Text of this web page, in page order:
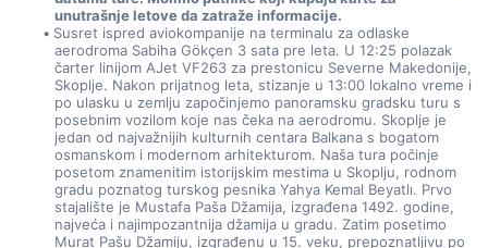
unutrašnje letove da zatraže informacije.
Susret ispred aviokompanije na terminalu za odlaske
aerodroma Sabiha Gökçen 3 sata pre leta. U 12:25 polazak
čarter linijom AJet VF263 za prestonicu Severne Makedonije,
Skoplje. Nakon prijatnog leta, stizanje u 13:00 lokalno vreme i
po ulasku u zemlju započinjemo panoramsku gradsku turu s
posebnim vozilom koje nas čeka na aerodromu. Skoplje je
jedan od najvažnijih kulturnih centara Balkana s bogatom
osmanskom i modernom arhitekturom. Naša tura počinje
posetom znamenitim istorijskim mestima u Skoplju, rodnom
gradu poznatog turskog pesnika Yahya Kemal Beyatlı. Prvo
stajalište je Mustafa Paša Džamija, izgrađena 1492. godine,
najveća i najimpozantnija džamija u gradu. Zatim posetimo
Murat Pašu Džamiju, izgrađenu u 15. veku, prepoznatljivu po